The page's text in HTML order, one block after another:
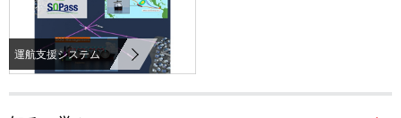
運航支援システム